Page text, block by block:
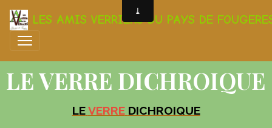
LES AMIS VERRIERS DU PAYS DE
LE VERRE DICHROIQUE
LE VERRE DICHROIQUE